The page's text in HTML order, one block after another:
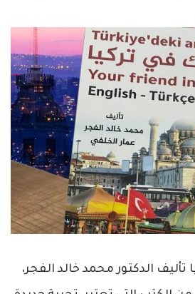
الدكتور محمد خالد الفجر،